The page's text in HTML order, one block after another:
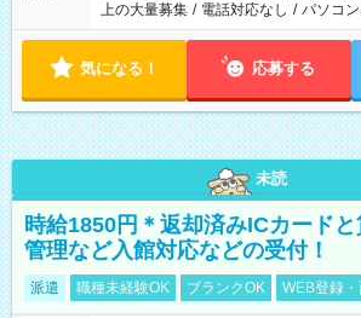
上の大量募集 / 電話対応なし / パソコ
気になる！ 応募する
未読
時給1850円＊返却済みICカード
管理など入館対応などの受付！
派遣 職種未経験OK ブランクOK WEB登録